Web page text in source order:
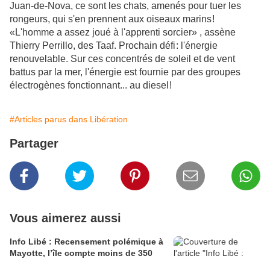
Juan-de-Nova, ce sont les chats, amenés pour tuer les
rongeurs, qui s'en prennent aux oiseaux marins !
«L'homme a assez joué à l'apprenti sorcier» , assène
Thierry Perrillo, des Taaf. Prochain défi : l'énergie
renouvelable. Sur ces concentrés de soleil et de vent
battus par la mer, l'énergie est fournie par des groupes
électrogènes fonctionnant... au diesel !
#Articles parus dans Libération
Partager
Vous aimerez aussi
Info Libé : Recensement polémique à
Mayotte, l’île compte moins de 350